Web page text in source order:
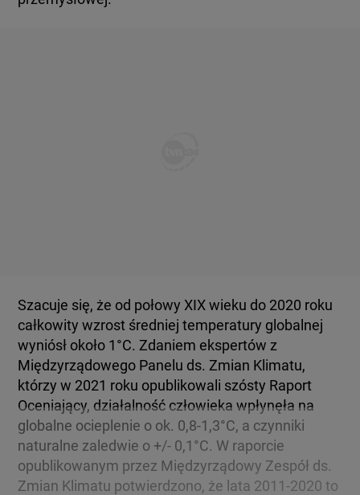
SZCZECIN
BIAŁYSTOK
RAPORTY
TVN24 УКРАЇНСЬКОЮ МОВОЮ
WIĘCEJ
KANAŁY
Szacuje się, że od połowy XIX wieku do 2020 roku
całkowity wzrost średniej temperatury globalnej
wyniósł około 1°C. Zdaniem ekspertów z
Międzyrządowego Panelu ds. Zmian Klimatu,
którzy w 2021 roku opublikowali szósty Raport
Oceniający, działalność człowieka wpłynęła na
globalne ocieplenie o ok. 0,8-1,3°C, a czynniki
naturalne zaledwie o +/- 0,1°C. W raporcie
opublikowanym przez Międzyrządowy Zespół ds.
Zmian Klimatu potwierdzono, że lata 2011-2020 to